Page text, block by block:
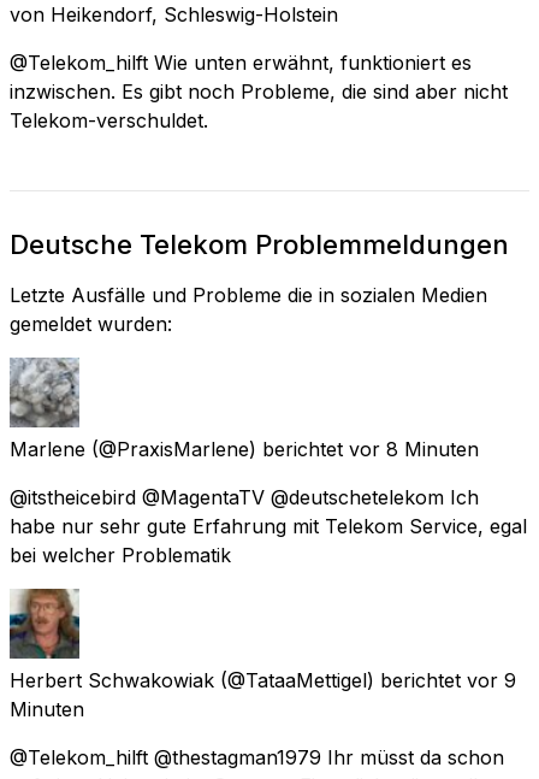
von Heikendorf, Schleswig-Holstein
@Telekom_hilft Wie unten erwähnt, funktioniert es
inzwischen. Es gibt noch Probleme, die sind aber nicht
Telekom-verschuldet.
Deutsche Telekom Problemmeldungen
Letzte Ausfälle und Probleme die in sozialen Medien
gemeldet wurden:
Marlene (@PraxisMarlene) berichtet vor 8 Minuten
@itstheicebird @MagentaTV @deutschetelekom Ich
habe nur sehr gute Erfahrung mit Telekom Service, egal
bei welcher Problematik
Herbert Schwakowiak (@TataaMettigel) berichtet vor 9
Minuten
@Telekom_hilft @thestagman1979 Ihr müsst da schon